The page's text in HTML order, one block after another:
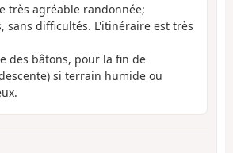
très agréable randonnée;
sans difficultés. L'itinéraire est très
des bâtons, pour la fin de
si terrain humide ou